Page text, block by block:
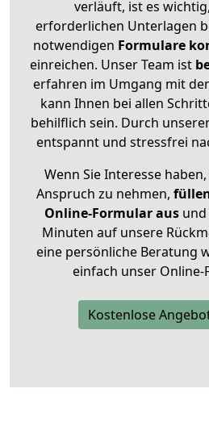
verläuft, ist es
erforderlichen Unterlagen
notwendigen Formulare
einreichen. Unser Team ist
erfahren im Umgang mit
kann Ihnen bei allen
behilflich sein. Durch
entspannt und stressfrei
Wenn Sie Interesse
Anspruch zu nehmen,
Online-Formular ausund
Minuten auf unsere
eine persönliche Beratung
einfach unser Online-
Kostenlose